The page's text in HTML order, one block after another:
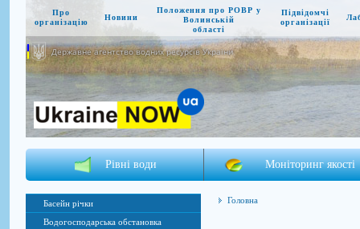
Про
організацію
Новини
Положення про РОВР у
Волинській
області
Підвідомчі
організації
Державне агентство водних ресурсів України
Рівні води Моніторинг якості
Басейн річки
Водогосподарська обстановка
Головна